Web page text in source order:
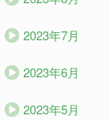
2023年7月
2023年6月
2023年5月